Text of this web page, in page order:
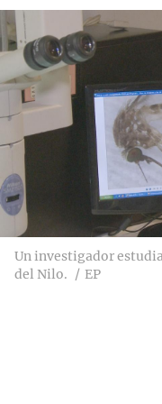
Un investigador
del Nilo.
EP